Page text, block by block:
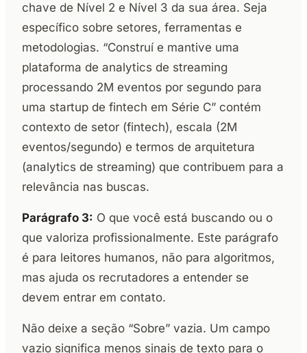
chave de Nível 2 e Nível 3 da sua área. Seja
específico sobre setores, ferramentas e
metodologias. “Construí e mantive uma
plataforma de analytics de streaming
processando 2M eventos por segundo para
uma startup de fintech em Série C” contém
contexto de setor (fintech), escala (2M
eventos/segundo) e termos de arquitetura
(analytics de streaming) que contribuem para a
relevância nas buscas.
Parágrafo 3: O que você está buscando ou o
que valoriza profissionalmente. Este parágrafo
é para leitores humanos, não para algoritmos,
mas ajuda os recrutadores a entender se
devem entrar em contato.
Não deixe a seção “Sobre” vazia. Um campo
vazio significa menos sinais de texto para o